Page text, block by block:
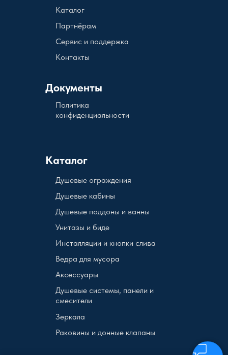
Документы
Каталог
Политика
конфиденциальности
Партнёрам
Сервис и поддержка
Контакты
Каталог
Душевые кабины
Душевые поддоны и ванны
Унитазы и биде
Инсталляции и кнопки слива
Ведра для мусора
Аксессуары
Душевые системы, панели и
смесители
Зеркала
Раковины и донные клапаны
Душевые ограждения